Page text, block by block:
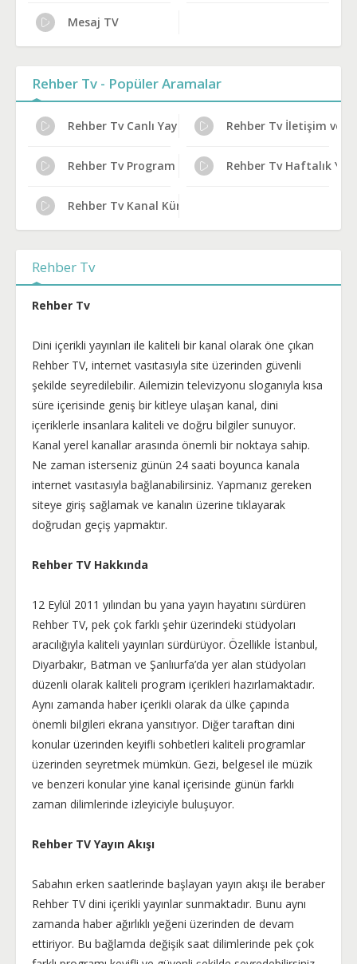
Mesaj TV
Rehber Tv - Popüler Aramalar
Rehber Tv Canlı Yayın BilgileriRehber Tv İletişim ve
Rehber Tv Program ReytingleriRehber Tv Haftalık
Rehber Tv Kanal Künyesi
Rehber Tv
Rehber Tv
Dini içerikli yayınları ile kaliteli bir kanal olarak öne çıkan
Rehber TV, internet vasıtasıyla site üzerinden güvenli
şekilde seyredilebilir. Ailemizin televizyonu sloganıyla kısa
süre içerisinde geniş bir kitleye ulaşan kanal, dini
içeriklerle insanlara kaliteli ve doğru bilgiler sunuyor.
Kanal yerel kanallar arasında önemli bir noktaya sahip.
Ne zaman isterseniz günün 24 saati boyunca kanala
internet vasıtasıyla bağlanabilirsiniz. Yapmanız gereken
siteye giriş sağlamak ve kanalın üzerine tıklayarak
doğrudan geçiş yapmaktır.
Rehber TV Hakkında
12 Eylül 2011 yılından bu yana yayın hayatını sürdüren
Rehber TV, pek çok farklı şehir üzerindeki stüdyoları
aracılığıyla kaliteli yayınları sürdürüyor. Özellikle İstanbul,
Diyarbakır, Batman ve Şanlıurfa’da yer alan stüdyoları
düzenli olarak kaliteli program içerikleri hazırlamaktadır.
Aynı zamanda haber içerikli olarak da ülke çapında
önemli bilgileri ekrana yansıtıyor. Diğer taraftan dini
konular üzerinden keyifli sohbetleri kaliteli programlar
üzerinden seyretmek mümkün. Gezi, belgesel ile müzik
ve benzeri konular yine kanal içerisinde günün farklı
zaman dilimlerinde izleyiciyle buluşuyor.
Rehber TV Yayın Akışı
Sabahın erken saatlerinde başlayan yayın akışı ile beraber
Rehber TV dini içerikli yayınlar sunmaktadır. Bunu aynı
zamanda haber ağırlıklı yeğeni üzerinden de devam
ettiriyor. Bu bağlamda değişik saat dilimlerinde pek çok